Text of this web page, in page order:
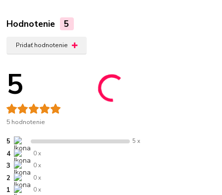
Hodnotenie 5
Pridať hodnotenie
5
5 hodnotenie
5 5 x
4 0 x
3 0 x
2 0 x
1 0 x